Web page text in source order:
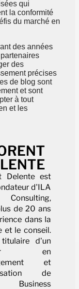
qui
la conformité
du marché en
des années
des
précises
de blog sont
et sont
à tout
et les
Delente est
d'ILA
Consulting,
de 20 ans
dans la
et le conseil.
d'un
en
et
de
Business